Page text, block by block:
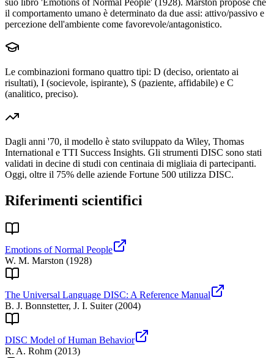
suo libro 'Emotions of Normal People' (1928). Marston propose che
il comportamento umano è determinato da due assi: attivo/passivo e
percezione dell'ambiente come favorevole/antagonistico.
Le combinazioni formano quattro tipi: D (deciso, orientato ai
risultati), I (socievole, ispirante), S (paziente, affidabile) e C
(analitico, preciso).
Dagli anni '70, il modello è stato sviluppato da Wiley, Thomas
International e TTI Success Insights. Gli strumenti DISC sono stati
validati in decine di studi con centinaia di migliaia di partecipanti.
Oggi, oltre il 75% delle aziende Fortune 500 utilizza DISC.
Riferimenti scientifici
Emotions of Normal People
W. M. Marston (1928)
The Universal Language DISC: A Reference Manual
B. J. Bonnstetter, J. I. Suiter(2004)
DISC Model of Human Behavior
R. A. Rohm (2013)